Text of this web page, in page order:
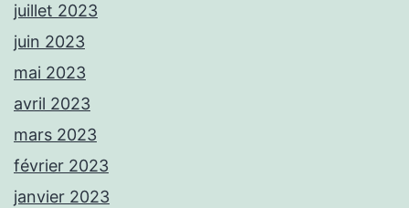
juillet 2023
juin 2023
mai 2023
avril 2023
mars 2023
février 2023
janvier 2023